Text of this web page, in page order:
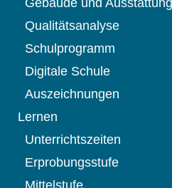
Gebäude und Ausstattung
Qualitätsanalyse
Schulprogramm
Digitale Schule
Auszeichnungen
Lernen
Unterrichtszeiten
Erprobungsstufe